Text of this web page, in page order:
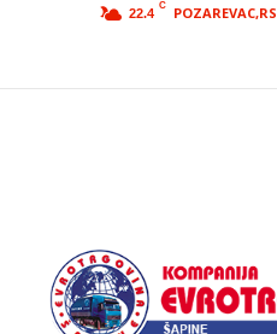
22.4
C POZAREVAC,RS